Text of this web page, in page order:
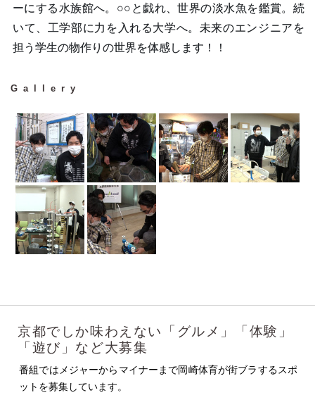
ーにする水族館へ。○○と戯れ、世界の淡水魚を鑑賞。続
いて、工学部に力を入れる大学へ。未来のエンジニアを
担う学生の物作りの世界を体感します！！
Gallery
京都でしか味わえない「グルメ」「体験」
「遊び」など大募集
番組ではメジャーからマイナーまで岡崎体育が街ブラするスポ
ットを募集しています。